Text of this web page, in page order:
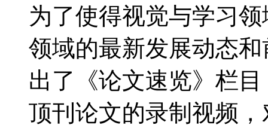
为了使得视觉与学习
领域的最新发展动态
出了《论文速览》栏
顶刊论文的录制视频